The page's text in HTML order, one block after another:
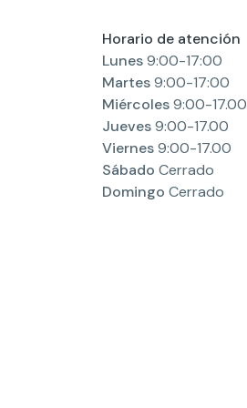
Horario de atención
Lunes9:00-17:00
Martes9:00-17:00
Miércoles9:00-17.00
Jueves9:00-17.00
Viernes9:00-17.00
Sábado Cerrado
Domingo Cerrado